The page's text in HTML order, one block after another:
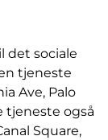
det sociale
tjeneste
Ave, Palo
tjeneste også
Square,